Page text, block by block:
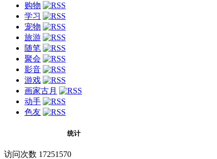
购物
学习
宠物
旅游
随笔
聚会
影音
游戏
画家古月
动手
色友
统计
访问次数 17251570